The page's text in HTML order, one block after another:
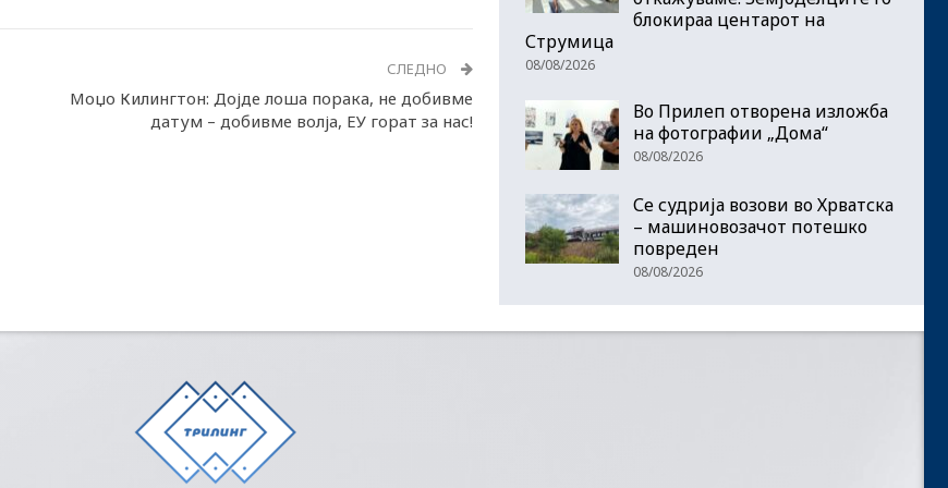
СЛЕДНО
Моџо Килингтон: Дојде лоша порака, не добивме
датум – добивме волја, ЕУ горат за нас!
блокираа центарот на
Струмица
08/08/2026
Во Прилеп отворена изложба
на фотографии „Дома“
08/08/2026
Се судрија возови во Хрватска
– машиновозачот потешко
повреден
08/08/2026